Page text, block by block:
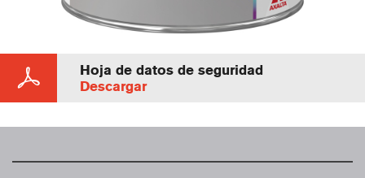
Hoja de datos de seguridad
Descargar